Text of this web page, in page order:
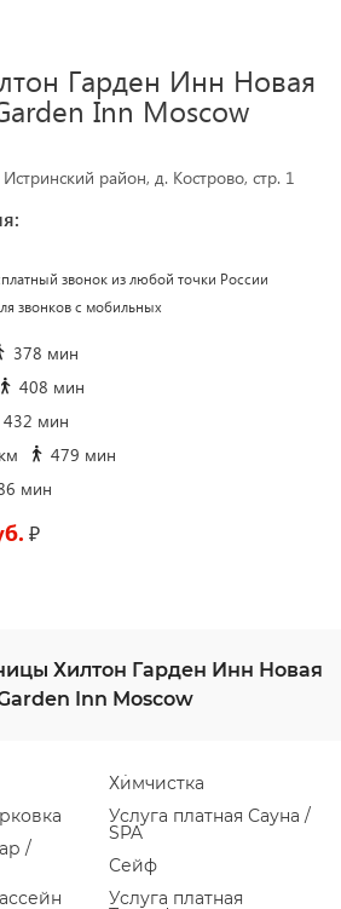
Гарден Инн Новая
Inn Moscow
район, д. Кострово, стр. 1
звонок из любой точки России
звонков с мобильных
378 мин
408 мин
432 мин
479 мин
мин
₽
Хилтон Гарден Инн Новая
Inn Moscow
/
Химчистка
Услуга платная Сауна /
SPA
Сейф
Услуга платная